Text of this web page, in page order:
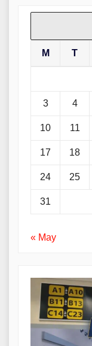
M T
3 4
10 11
17 18
24 25
31
« May